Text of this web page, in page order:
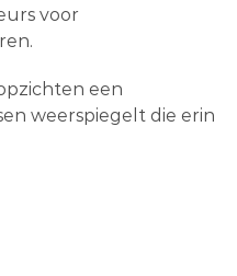
voor
een
weerspiegelt die erin